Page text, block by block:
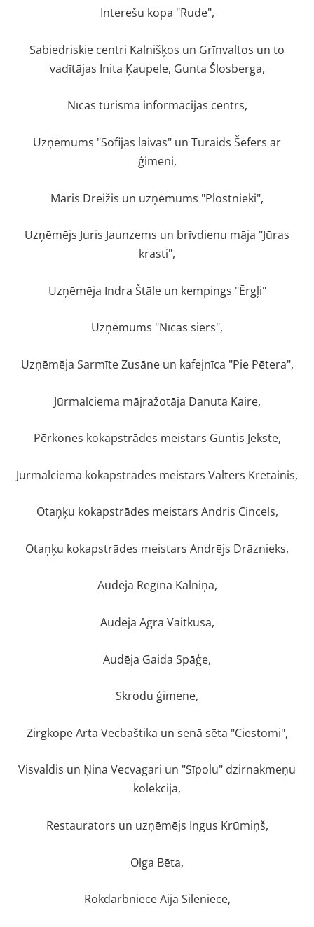
Interešu kopa "Rude",
Sabiedriskie centri Kalnišķos un Grīnvaltos un to
vadītājas Inita Ķaupele, Gunta Šlosberga,
Nīcas tūrisma informācijas centrs,
Uzņēmums "Sofijas laivas" un Turaids Šēfers ar
ģimeni,
Māris Dreižis un uzņēmums "Plostnieki",
Uzņēmējs Juris Jaunzems un brīvdienu māja "Jūras
krasti",
Uzņēmēja Indra Štāle un kempings "Ērgļi"
Uzņēmums "Nīcas siers",
Uzņēmēja Sarmīte Zusāne un kafejnīca "Pie Pētera",
Jūrmalciema mājražotāja Danuta Kaire,
Pērkones kokapstrādes meistars Guntis Jekste,
Jūrmalciema kokapstrādes meistars Valters Krētainis,
Otaņķu kokapstrādes meistars Andris Cincels,
Otaņķu kokapstrādes meistars Andrējs Drāznieks,
Audēja Regīna Kalniņa,
Audēja Agra Vaitkusa,
Audēja Gaida Spāģe,
Skrodu ģimene,
Zirgkope Arta Vecbaštika un senā sēta "Ciestomi",
Visvaldis un Ņina Vecvagari un "Sīpolu" dzirnakmeņu
kolekcija,
Restaurators un uzņēmējs Ingus Krūmiņš,
Olga Bēta,
Rokdarbniece Aija Sileniece,